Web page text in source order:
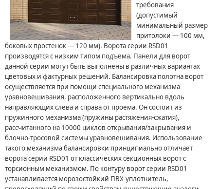
требования
(допустимый
минимальный размер
притолоки — 100 мм,
боковых простенок — 120 мм). Ворота серии RSD01
производятся с низким типом подъема. Панели для ворот
данной серии могут быть выполнены в различных вариантах
цветовых и фактурных решений. Балансировка полотна ворот
осуществляется при помощи специального механизма
уравновешивания, расположенного вертикально вдоль
направляющих слева и справа от проема. Он состоит из
пружинного механизма (пружины растяжения-сжатия),
рассчитанного на 10000 циклов открывания/закрывания и
блочно-тросовой системы уравновешивания. Использование
такого механизма балансировки принципиально отличает
ворота серии RSD01 от классических секционных ворот с
торсионным механизмом. По контуру ворот серии RSD01
устанавливается морозостойкий ПВХ-уплотнитель,